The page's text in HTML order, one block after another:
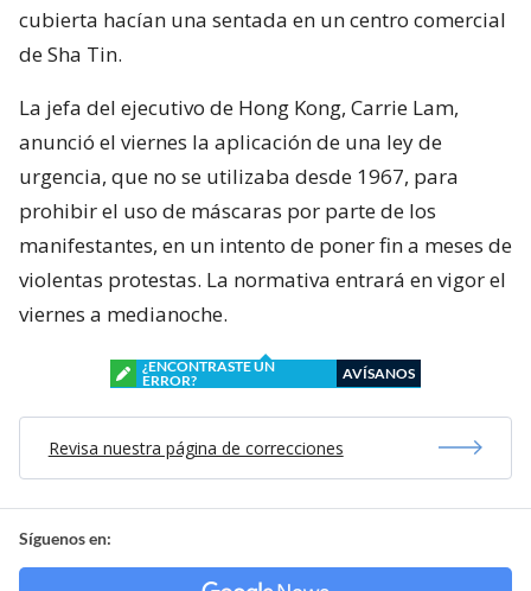
cubierta hacían una sentada en un centro comercial
de Sha Tin.
La jefa del ejecutivo de Hong Kong, Carrie Lam,
anunció el viernes la aplicación de una ley de
urgencia, que no se utilizaba desde 1967, para
prohibir el uso de máscaras por parte de los
manifestantes, en un intento de poner fin a meses de
violentas protestas. La normativa entrará en vigor el
viernes a medianoche.
¿ENCONTRASTE UN
ERROR?
AVÍSANOS
Revisa nuestra página de correcciones
Síguenos en: